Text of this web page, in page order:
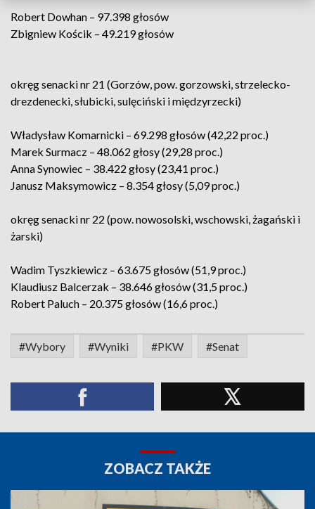
Robert Dowhan – 97.398 głosów
Zbigniew Kościk – 49.219 głosów
okręg senacki nr 21 (Gorzów, pow. gorzowski, strzelecko-
drezdenecki, słubicki, sulęciński i międzyrzecki)
Władysław Komarnicki – 69.298 głosów (42,22 proc.)
Marek Surmacz – 48.062 głosy (29,28 proc.)
Anna Synowiec – 38.422 głosy (23,41 proc.)
Janusz Maksymowicz – 8.354 głosy (5,09 proc.)
okręg senacki nr 22 (pow. nowosolski, wschowski, żagański i
żarski)
Wadim Tyszkiewicz – 63.675 głosów (51,9 proc.)
Klaudiusz Balcerzak – 38.646 głosów (31,5 proc.)
Robert Paluch – 20.375 głosów (16,6 proc.)
#Wybory #Wyniki #PKW #Senat
ZOBACZ TAKŻE